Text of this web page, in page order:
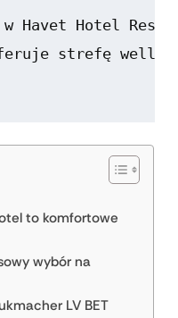
to komfortowe
wybór na
LV BET